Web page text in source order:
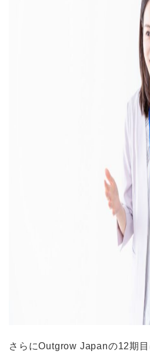
さらにOutgrow Japanの12期